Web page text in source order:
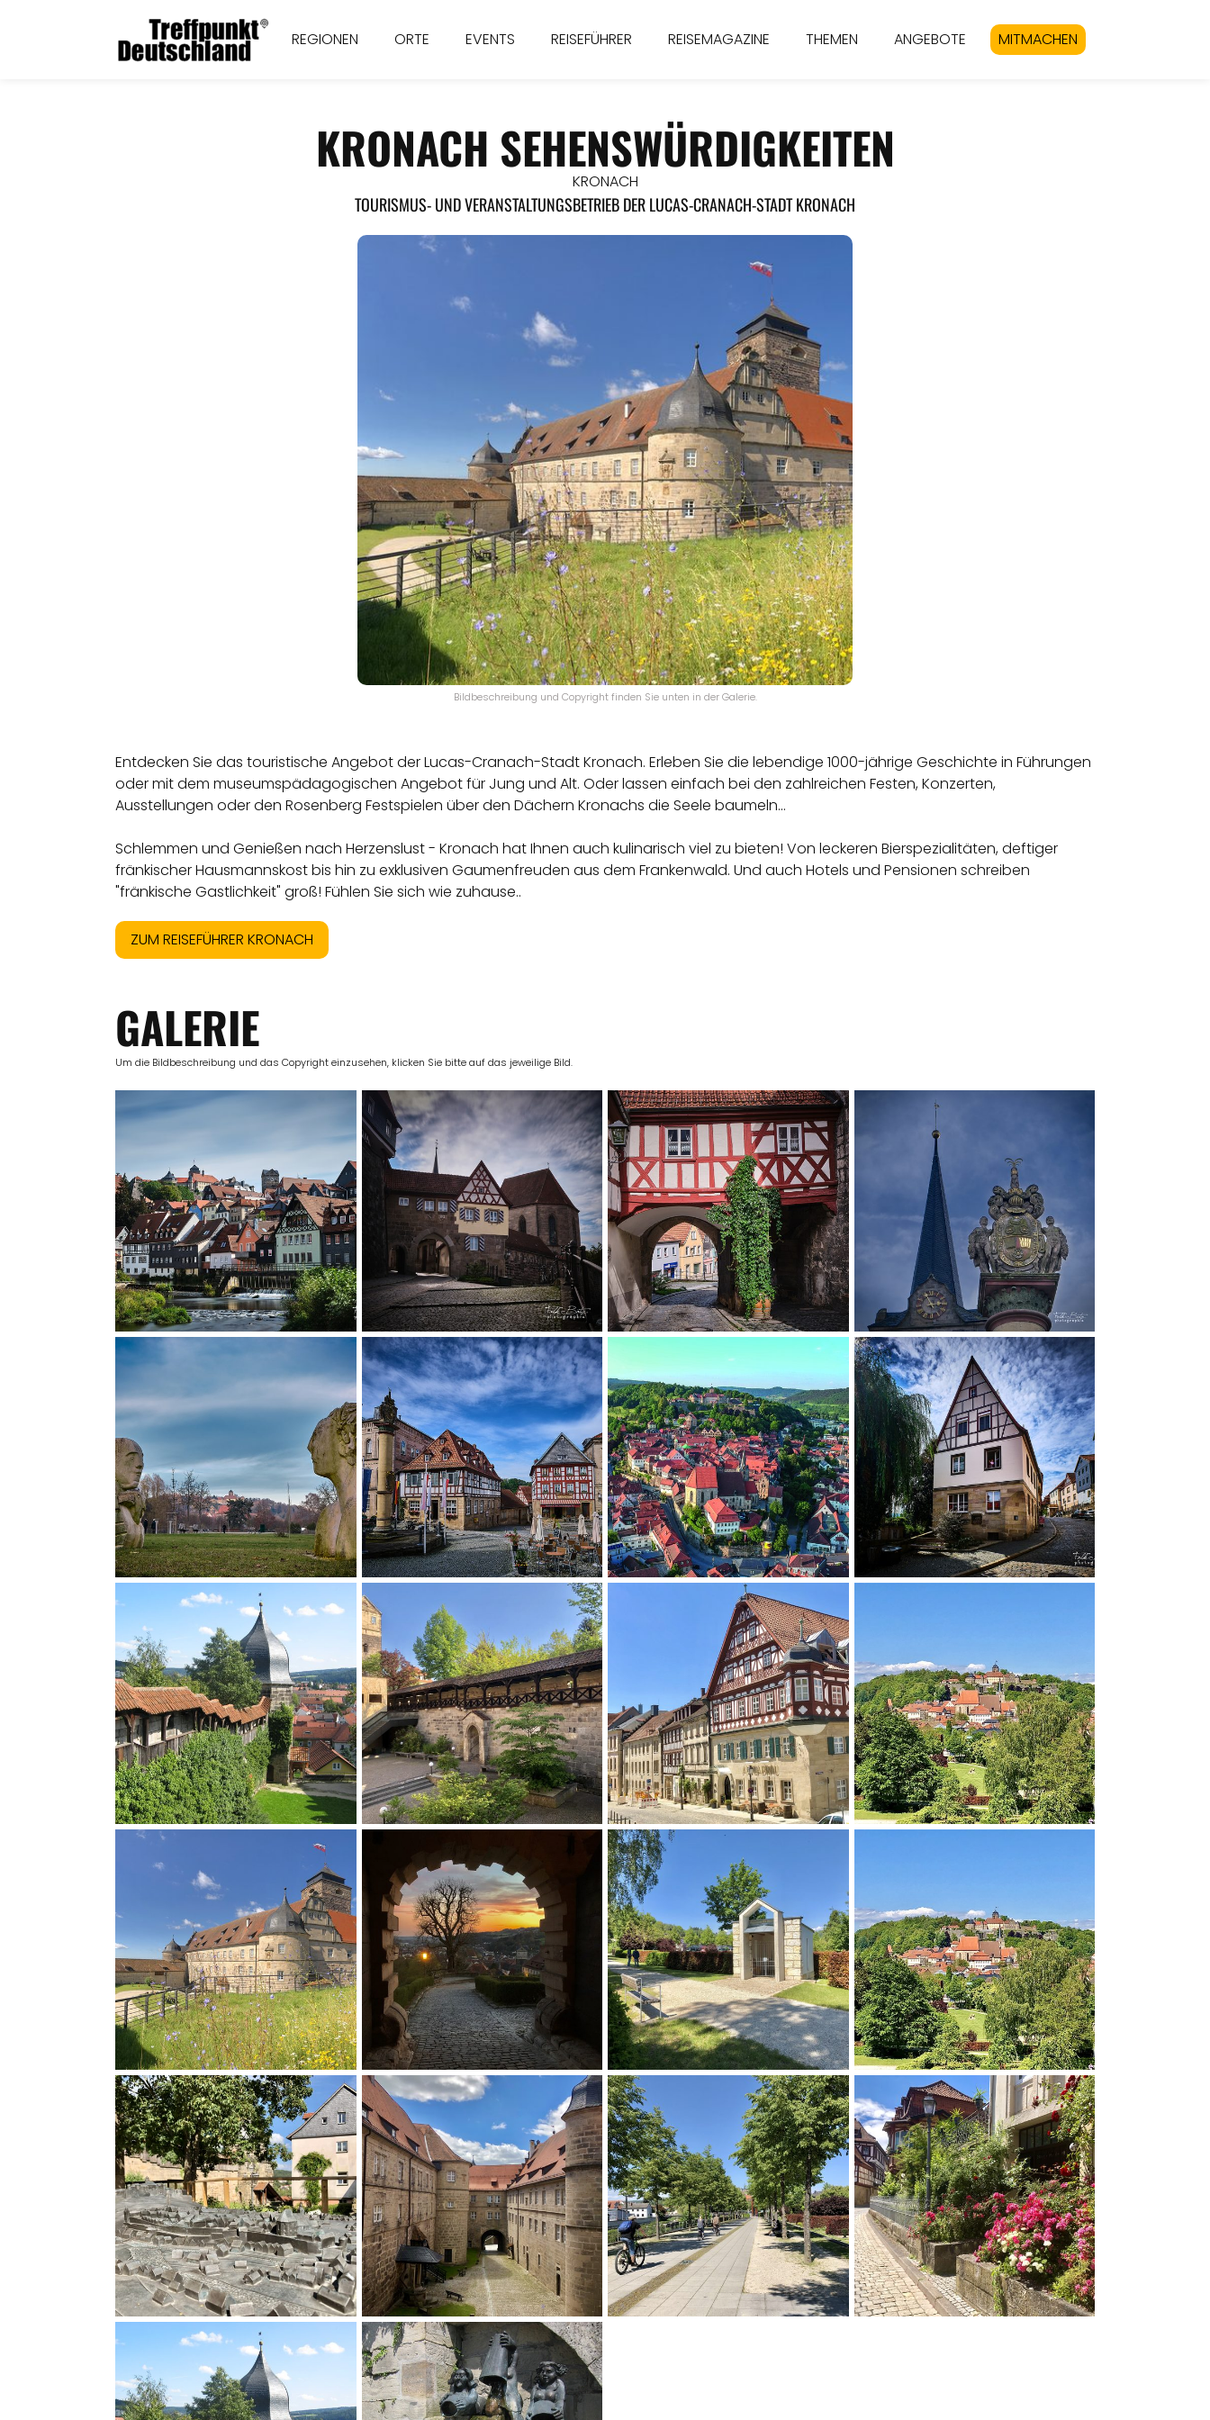
REGIONEN ORTE EVENTS REISEFÜHRER REISEMAGAZINE THEMEN ANGEBOTE MITMACHEN
KRONACH SEHENSWÜRDIGKEITEN
KRONACH
TOURISMUS- UND VERANSTALTUNGSBETRIEB DER LUCAS-CRANACH-STADT KRONACH
Bildbeschreibung und Copyright finden Sie unten in der Galerie.
Entdecken Sie das touristische Angebot der Lucas-Cranach-Stadt Kronach. Erleben Sie die lebendige 1000-jährige Geschichte in Führungen
oder mit dem museumspädagogischen Angebot für Jung und Alt. Oder lassen einfach bei den zahlreichen Festen, Konzerten,
Ausstellungen oder den Rosenberg Festspielen über den Dächern Kronachs die Seele baumeln...
Schlemmen und Genießen nach Herzenslust - Kronach hat Ihnen auch kulinarisch viel zu bieten! Von leckeren Bierspezialitäten, deftiger
fränkischer Hausmannskost bis hin zu exklusiven Gaumenfreuden aus dem Frankenwald. Und auch Hotels und Pensionen schreiben
"fränkische Gastlichkeit" groß! Fühlen Sie sich wie zuhause..
ZUM REISEFÜHRER KRONACH
GALERIE
Um die Bildbeschreibung und das Copyright einzusehen, klicken Sie bitte auf das jeweilige Bild.